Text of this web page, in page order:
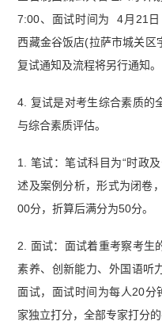
7:00、面试时间为 4月21
西藏金谷饭店(拉萨市城关区
复试通知及流程将另行通知。
4. 复试是对考生综合素质的
与综合素质评估。
1. 笔试：笔试科目为“时政
述及案例分析，形式为闭卷
00分，折算后满分为50分。
2. 面试：面试着重考察考生
素养、创新能力、外国语听
面试，面试时间为每人20分
家独立打分，全部专家打分